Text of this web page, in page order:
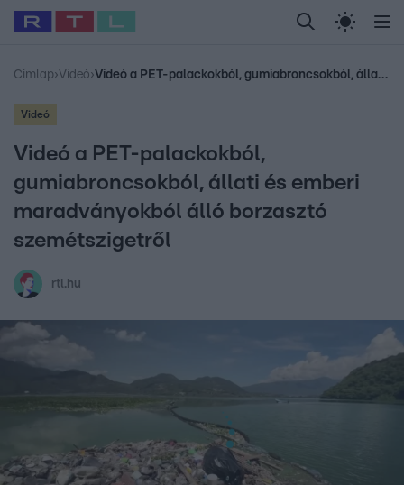
Legfrissebb RTL Híradó Randi Celeb vagyok,
Babits Marcella Most Wanted Gallusz
Címlap›Videó› Videó a PET-palackokból, gumiabroncsokból, állati és emberi maradványokból álló borzasztó szemétszigetről
Videó
Videó a PET-palackokból,
gumiabroncsokból, állati és emberi
maradványokból álló borzasztó
szemétszigetről
rtl.hu